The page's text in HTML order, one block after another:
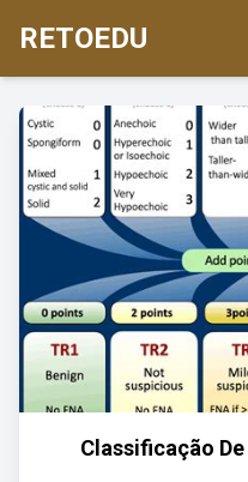
RETOEDU
Classificação De